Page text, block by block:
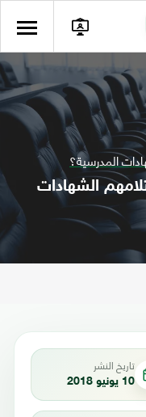
المدرسية؟
الشهادات
تاريخ النشر
10 يونيو 2018